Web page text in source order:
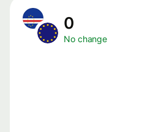
0
No change